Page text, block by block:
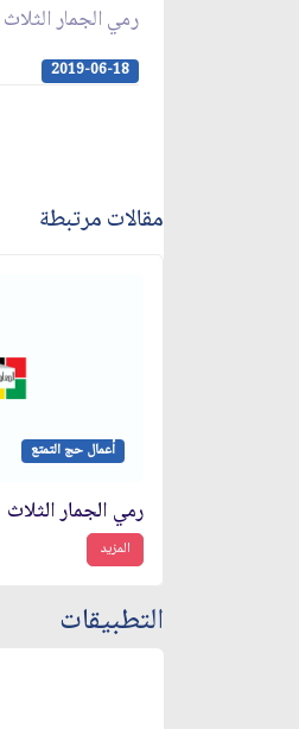
رمي الجمار
2019-06-18
مقالات مرتبطة
أعمال حج التمتع
رمي الجمار الثلاث‏
المزيد
التطبيقات